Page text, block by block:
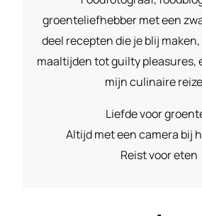
groenteliefhebber met een
deel recepten die je blij
maaltijden tot guilty pleasures,
mijn culinaire
Liefde voor
Altijd met een camera bij
Reist voor eten